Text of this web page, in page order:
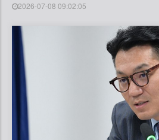
2026-07-08 09:02:05